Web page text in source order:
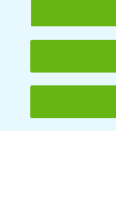
Allgemeine
Impressum